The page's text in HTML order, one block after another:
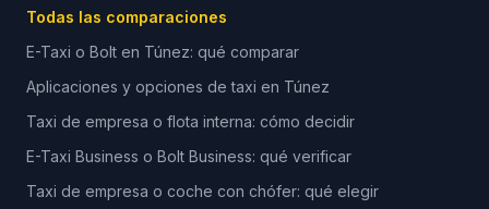
Todas las comparaciones
E-Taxi o Bolt en Túnez: qué comparar
Aplicaciones y opciones de taxi en Túnez
Taxi de empresa o flota interna: cómo decidir
E-Taxi Business o Bolt Business: qué verificar
Taxi de empresa o coche con chófer: qué elegir